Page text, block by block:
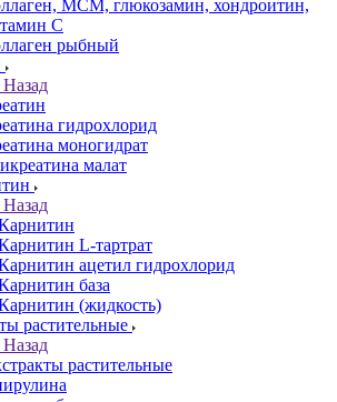
МСМ, глюкозамин, хондроитин,
С
рыбный
Назад
гидрохлорид
моногидрат
малат
Назад
L-тартрат
ацетил гидрохлорид
база
(жидкость)
растительные
Назад
растительные